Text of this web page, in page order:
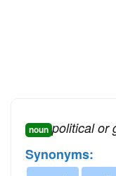
noun political or
Synonyms: